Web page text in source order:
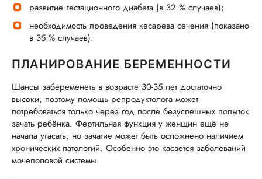
развитие гестационного диабета (в 32 % случаев);
необходимость проведения кесарева сечения (показано
в 35 % случаев).
ПЛАНИРОВАНИЕ БЕРЕМЕННОСТИ
Шансы забеременеть в возрасте 30-35 лет достаточно
высоки, поэтому помощь репродуктолога может
потребоваться только через год после безуспешных попыток
зачать ребёнка. Фертильная функция у женщин ещё не
начала угасать, но зачатие может быть осложнено наличием
хронических патологий. Особенно это касается заболеваний
мочеполовой системы.